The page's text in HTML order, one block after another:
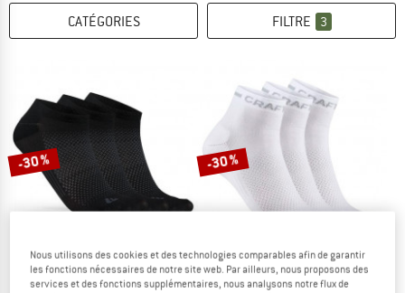
CATÉGORIES FILTRE 3
-30 % -30 %
Nous utilisons des cookies et des technologies comparables afin de garantir
les fonctions nécessaires de notre site web. Par ailleurs, nous proposons des
services et des fonctions supplémentaires, nous analysons notre flux de